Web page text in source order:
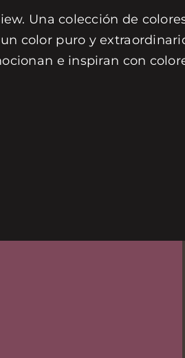
Una colección de
color puro y
e inspiran con